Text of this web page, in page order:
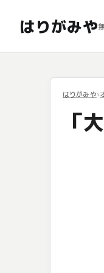
はりがみや
はりがみや
「